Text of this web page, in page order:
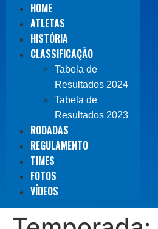
HOME
ATLETAS
HISTÓRIA
CLASSIFICAÇÃO
Tabela de
Resultados 2024
Tabela de
Resultados 2023
RODADAS
REGULAMENTO
TIMES
FOTOS
VÍDEOS